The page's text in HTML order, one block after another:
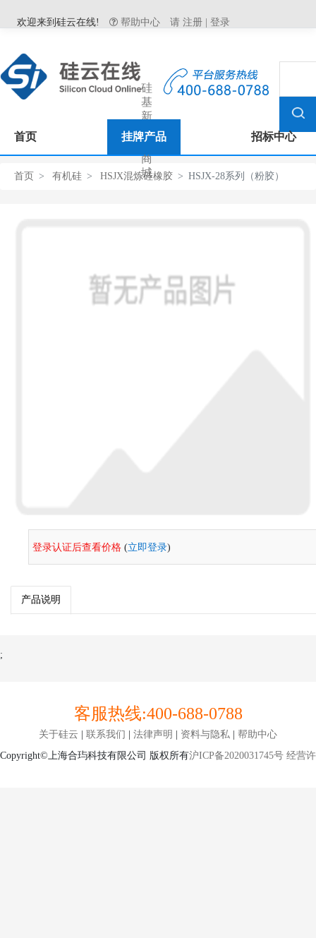
欢迎来到硅云在线! 帮助中心 请 注册 登录
硅
基
新
材
料
商
城
首页 挂牌产品 招标中心
首页 有机硅 HSJX混炼硅橡胶 HSJX-28系列（粉胶）
登录认证后查看价格 (立即登录)
产品说明
;
客服热线:400-688-0788
关于硅云 | 联系我们 | 法律声明 | 资料与隐私 | 帮助中心
Copyright©上海合玙科技有限公司 版权所有沪ICP备2020031745号 经营